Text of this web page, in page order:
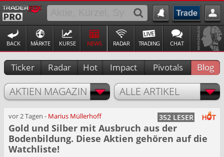
BACK MÄRKTE KURSE NEWS RADAR TRADING CHAT
Ticker Radar Hot Impact Pivotals Blog
AKTIEN MAGAZIN ALLE ARTIKEL
vor 2 Tagen - Marius Müllerhoff 352 LESER
Gold und Silber mit Ausbruch aus der
Bodenbildung. Diese Aktien gehören auf die
Watchliste!